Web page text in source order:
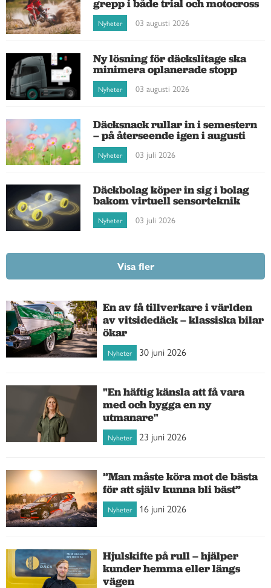
grepp i både trial och motocross
Nyheter 03 augusti 2026
Ny lösning för däckslitage ska
minimera oplanerade stopp
Nyheter 03 augusti 2026
Däcksnack rullar in i semestern
– på återseende igen i augusti
Nyheter 03 juli 2026
Däckbolag köper in sig i bolag
bakom virtuell sensorteknik
Nyheter 03 juli 2026
Visa fler
En av få tillverkare i världen
av vitsidedäck – klassiska bilar
ökar
Nyheter 30 juni 2026
"En häftig känsla att få vara
med och bygga en ny
utmanare"
Nyheter 23 juni 2026
”Man måste köra mot de bästa
för att själv kunna bli bäst”
Nyheter 16 juni 2026
Hjulskifte på rull – hjälper
kunder hemma eller längs
vägen